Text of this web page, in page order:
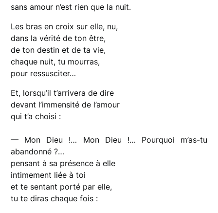
sans amour n’est rien que la nuit.
Les bras en croix sur elle, nu,
dans la vérité de ton être,
de ton destin et de ta vie,
chaque nuit, tu mourras,
pour ressusciter…
Et, lorsqu’il t’arrivera de dire
devant l’immensité de l’amour
qui t’a choisi :
— Mon Dieu !… Mon Dieu !… Pourquoi m’as-tu
abandonné ?…
pensant à sa présence à elle
intimement liée à toi
et te sentant porté par elle,
tu te diras chaque fois :